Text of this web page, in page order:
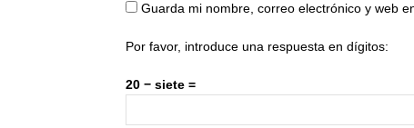
Guarda mi nombre, correo electrónico y web
Por favor, introduce una respuesta en dígitos:
20 − siete =